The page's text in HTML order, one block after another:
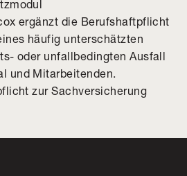
ergänzt die Berufshaftpflicht
häufig unterschätzten
oder unfallbedingten Ausfall
und Mitarbeitenden.
zur Sachversicherung